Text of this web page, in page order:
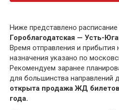
Ниже представлено
Гороблагодатская — Усть-
Время отправления и прибытия
назначения указано по
Рекомендуем заранее
для большинства направлений
открыта продажа ЖД
года.